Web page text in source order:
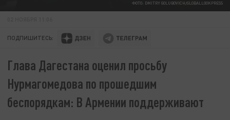
ФОТО: DMITRY GOLUBOVICH/GLOBALLOOKPRESS
ПОДПИШИТЕСЬ:
Глава Дагестана оценил просьбу
Нурмагомедова по прошедшим
беспорядкам: В Армении поддерживают